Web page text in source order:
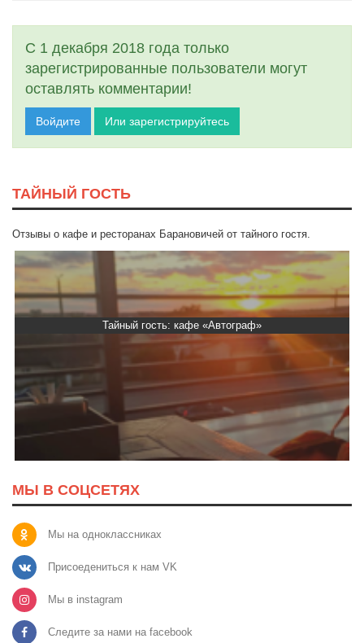
С 1 декабря 2018 года только
зарегистрированные пользователи могут
оставлять комментарии!
Войдите Или зарегистрируйтесь
ТАЙНЫЙ ГОСТЬ
Отзывы о кафе и ресторанах Барановичей от тайного гостя.
Тайный гость: кафе «Автограф»
МЫ В СОЦСЕТЯХ
Мы на одноклассниках
Присоедениться к нам VK
Мы в instagram
Следите за нами на facebook